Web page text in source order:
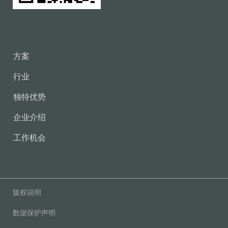
方案
行业
独特优势
企业介绍
工作机会
版权说明
数据保护声明